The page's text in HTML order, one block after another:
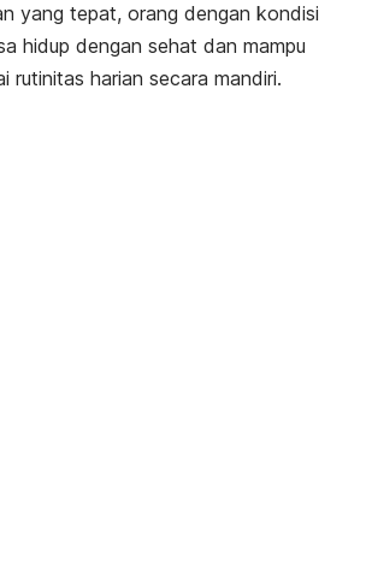
yang tepat, orang dengan kondisi
hidup dengan sehat dan mampu
rutinitas harian secara mandiri.